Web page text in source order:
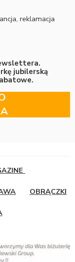
reklamacja
jubilerską
OBRĄCZKI